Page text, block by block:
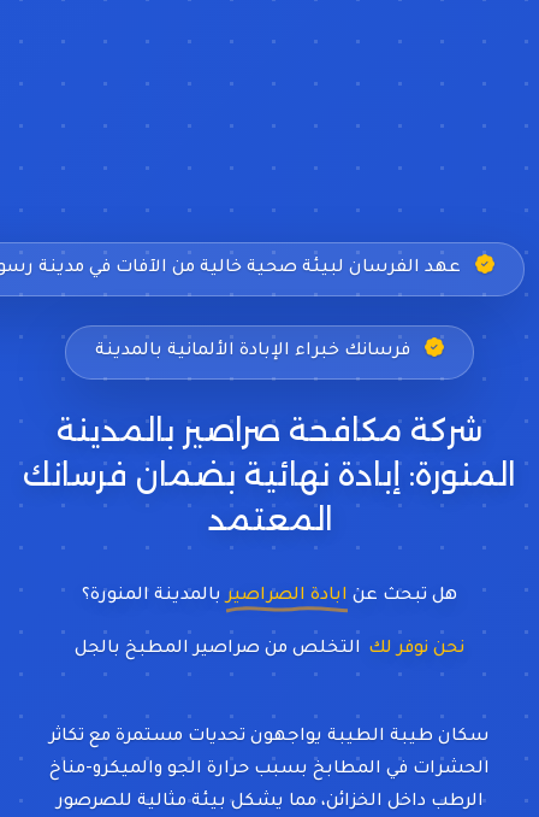
عهد الفرسان لبيئة صحية خالية من الآفات في مدينة
فرسانك خبراء الإبادة الألمانية بالمدينة
شركة مكافحة صراصير بالمدينة
المنورة: إبادة نهائية بضمان فرسانك
المعتمد
هل تبحث عن ابادة الصراصيربالمدينة المنورة؟
نحن نوفر لك التخ
سكان طيبة الطيبة يواجهون تحديات مستمرة مع تكاثر
الحشرات في المطابخ بسبب حرارة الجو والميكرو-مناخ
الرطب داخل الخزائن، مما يشكل بيئة مثالية للصرصور